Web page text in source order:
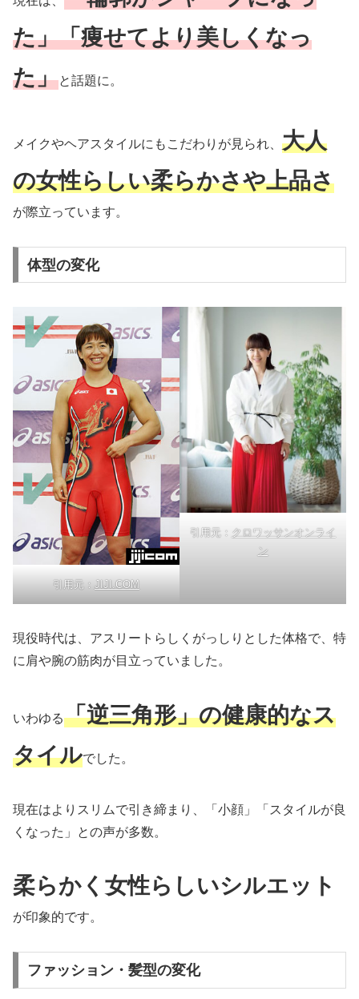
た」「痩せてより美しくなっ
た」と話題に。
メイクやヘアスタイルにもこだわりが見られ、 大人
の女性らしい柔らかさや上品さ
が際立っています。
体型の変化
引用元：JIJI.COM
引用元： クロワッサンオンライ
ン
現役時代は、アスリートらしくがっしりとした体格で、特
に肩や腕の筋肉が目立っていました。
いわゆる「逆三角形」の健康的なス
タイルでした。
現在はよりスリムで引き締まり、「小顔」「スタイルが良
くなった」との声が多数。
柔らかく女性らしいシルエット
が印象的です。
ファッション・髪型の変化